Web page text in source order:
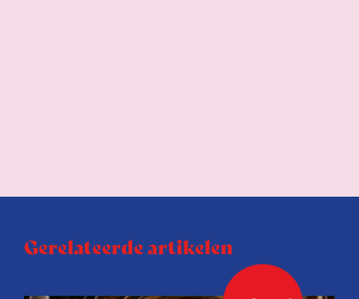
Gerelateerde artikelen